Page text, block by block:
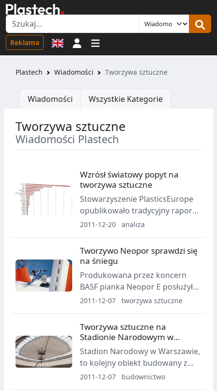
Reklama Logowanie
Plastech Wiadomości Tworzywa sztuczne
Wiadomości Wszystkie Kategorie
Tworzywa sztuczne
Wiadomości Plastech
Wzrósł światowy popyt na
tworzywa sztuczne
Stowarzyszenie PlasticsEurope
opublikowało tradycyjny raport
roczny, podsumowujący rok w
Z wyliczeń organizacji wynika, że
na świecie produkuje się obecnie
265 mln ton tworzyw.
2011-12-20 analiza
Tworzywo Neopor sprawdzi się
na śniegu
Produkowana przez koncern
BASF pianka Neopor E posłużyła
do produkcji specjalistycznych
przeznaczonych na stoki
narciarskie.
2011-12-07 tworzywa sztuczne
Tworzywa sztuczne na
Stadionie Narodowym w
Warszawie
Stadion Narodowy w Warszawie,
to kolejny obiekt budowany z
myślą o piłkarskim
2011-12-07 budownictwo